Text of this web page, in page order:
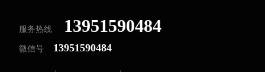
服务热线 13951590484
微信号 13951590484